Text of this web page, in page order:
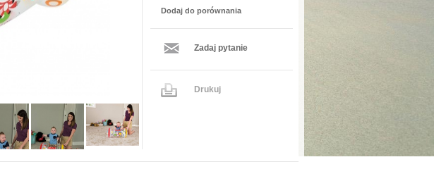
Dodaj do porównania
Zadaj pytanie
Drukuj